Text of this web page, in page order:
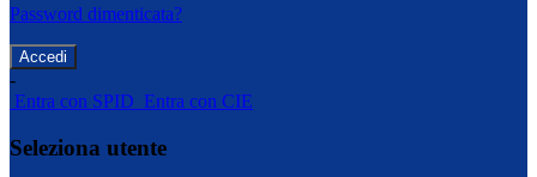
Password dimenticata?
-
Entra con SPID Entra con CIE
Seleziona utente